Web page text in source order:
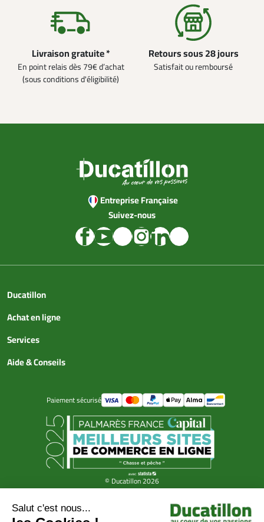
Livraison gratuite *
En point relais dès 79€ d’achat
(sous conditions d'éligibilité)
Retours sous 28 jours
Satisfait ou remboursé
Entreprise Française
Suivez-nous
Ducatillon
Achat en ligne
Services
Aide & Conseils
Paiement sécurisé
© Ducatillon 2026
Gestion des cookies